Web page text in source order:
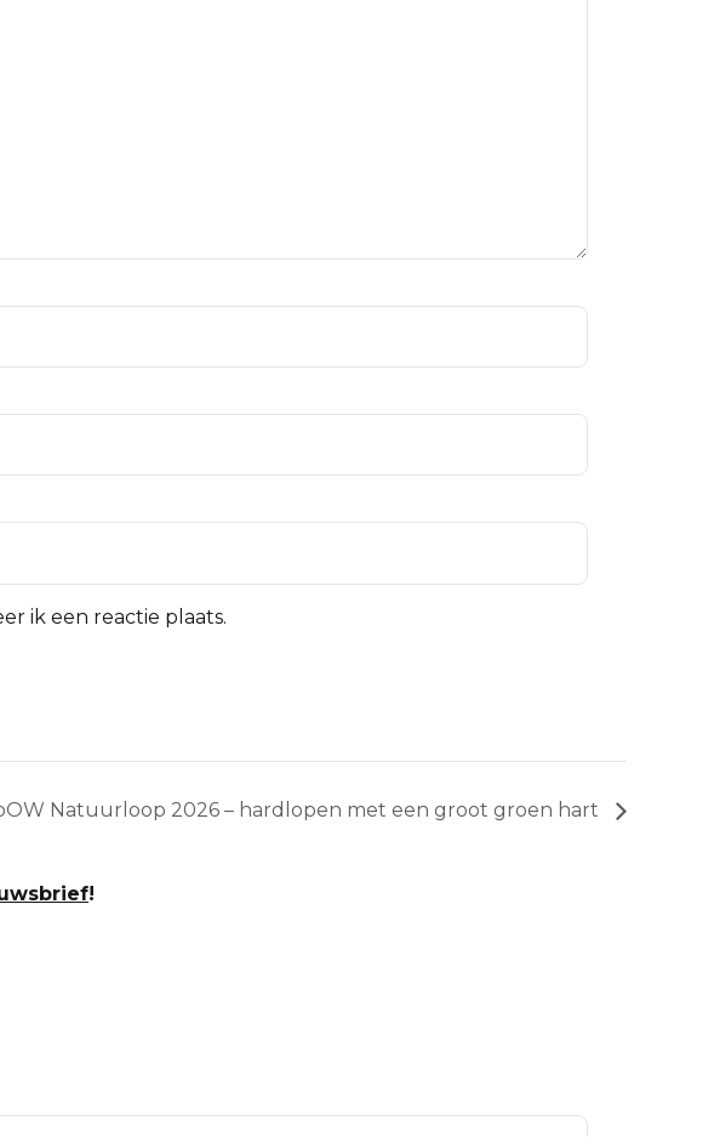
ik een reactie plaats.
Natuurloop 2026 – hardlopen met een groot groen hart
!